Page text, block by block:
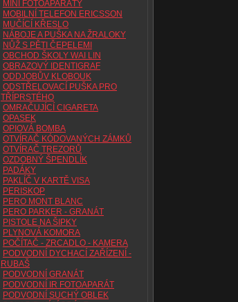
MINI FOTOAPARÁTY
MOBILNÍ TELEFON ERICSSON
MUČÍCÍ KŘESLO
NÁBOJE A PUŠKA NA ŽRALOKY
NŮŽ S PĚTI ČEPELEMI
OBCHOD ŠKOLY WAI LIN
OBRAZOVÝ IDENTIGRAF
ODDJOBŮV KLOBOUK
ODSTŘELOVACÍ PUŠKA PRO
TŘÍPRSTÉHO
OMRAČUJÍCÍ CIGARETA
OPASEK
OPIOVÁ BOMBA
OTVÍRAČ KÓDOVANÝCH ZÁMKŮ
OTVÍRAČ TREZORŮ
OZDOBNÝ ŠPENDLÍK
PADÁKY
PAKLÍČ V KARTĚ VISA
PERISKOP
PERO MONT BLANC
PERO PARKER - GRANÁT
PISTOLE NA ŠIPKY
PLYNOVÁ KOMORA
POČÍTAČ - ZRCADLO - KAMERA
PODVODNÍ DYCHACÍ ZAŘÍZENÍ -
RUBAŠ
PODVODNÍ GRANÁT
PODVODNÍ IR FOTOAPARÁT
PODVODNÍ SUCHÝ OBLEK